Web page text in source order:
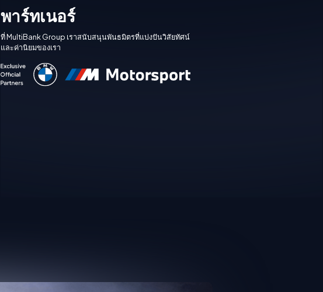
พาร์ทเนอร์
ที่ MultiBank Group เราสนับสนุนพันธมิตรที่แบ่งปันวิสัยทัศน์
และค่านิยมของเรา